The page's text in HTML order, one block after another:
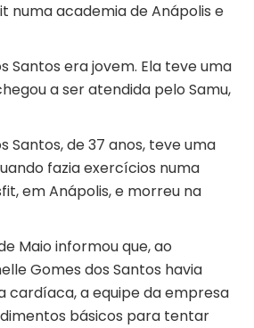
numa academia de Anápolis e
Santos era jovem. Ela teve uma
a ser atendida pelo Samu,
Santos, de 37 anos, teve uma
fazia exercícios numa
em Anápolis, e morreu na
Maio informou que, ao
Gomes dos Santos havia
cardíaca, a equipe da empresa
básicos para tentar